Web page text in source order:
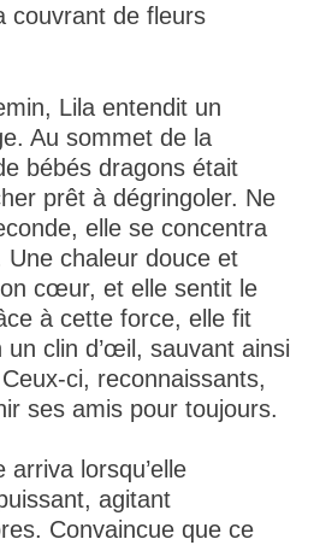
couvrant de fleurs
Lila entendit un
Au sommet de la
bébés dragons était
prêt à dégringoler. Ne
elle se concentra
chaleur douce et
cœur, et elle sentit le
à cette force, elle fit
clin d’œil, sauvant ainsi
ci, reconnaissants,
ses amis pour toujours.
lorsqu’elle
agitant
Convaincue que ce